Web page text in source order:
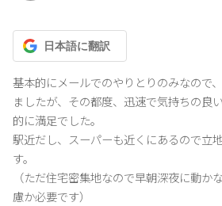
日本語に翻訳
基本的にメールでのやりとりのみなので
ましたが、その都度、迅速で気持ちの良
的に満足でした。
駅近だし、スーパーも近くにあるので立
す。
（ただ住宅密集地なので早朝深夜に動か
慮か必要です）